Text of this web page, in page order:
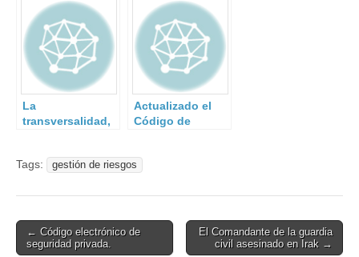
Estado Islámico
en agosto
La
transversalidad,
de la Directiva
Actualizado el
Código de
Tags:
gestión de riesgos
Post
navigation
← Código electrónico de
seguridad privada.
El Comandante de la guardia
civil asesinado en Irak →